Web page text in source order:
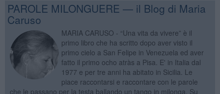
PAROLE MILONGUERE — il Blog di Maria
Caruso
MARIA CARUSO - “Una vita da vivere” è il
primo libro che ha scritto dopo aver visto il
primo cielo a San Felipe in Venezuela ed aver
fatto il primo ocho atràs a Pisa. E' in Italia dal
1977 e per tre anni ha abitato in Sicilia. Le
piace raccontarsi e raccontare con le parole
che le passano per la testa ballando un tango in milonga. Su